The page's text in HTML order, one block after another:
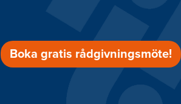
Boka gratis rådgivningsmöte!